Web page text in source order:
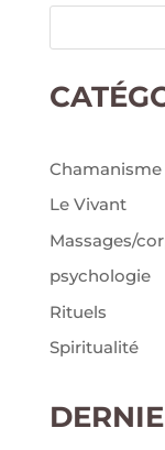
Chamanisme
Le Vivant
Massages/
psychologie
Rituels
Spiritualité